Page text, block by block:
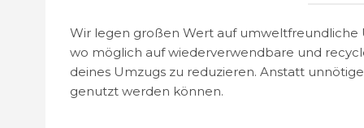
Wir legen großen Wert auf umweltfreundliche
wo möglich auf wiederverwendbare und
deines Umzugs zu reduzieren. Anstatt
genutzt werden können.